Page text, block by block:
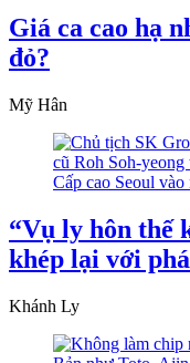
Giá ca cao hạ
đỏ?
Mỹ Hân
“Vụ ly hôn thế
khép lại với
Khánh Ly